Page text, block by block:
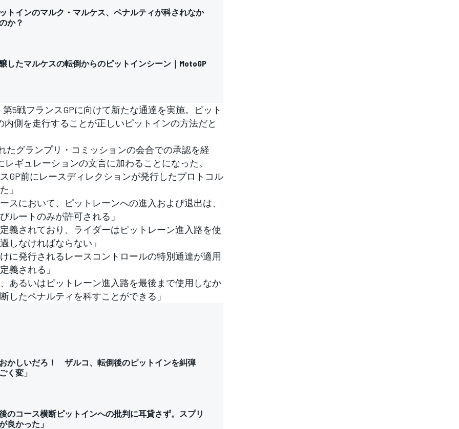
トインのマルク・マルケス、ペナルティが科されなか
か？
したマルケスの転倒からのピットインシーン｜MotoGP
5戦フランスGPに向けて新たな通達を実施。ピット
側を走行することが正しいピットインの方法だと
グランプリ・コミッションの会合での承認を経
ギュレーションの文言に加わることになった。
GP前にレースディレクションが発行したプロトコル
」
スにおいて、ピットレーンへの進入および退出は、
ルートのみが許可される」
義されており、ライダーはピットレーン進入路を使
しなければならない」
に発行されるレースコントロールの特別通達が適用
義される」
あるいはピットレーン進入路を最後まで使用しなか
したペナルティを科すことができる」
かしいだろ！ ザルコ、転倒後のピットインを糾弾
く変」
のコース横断ピットインへの批判に耳貸さず。スプリ
良かった」